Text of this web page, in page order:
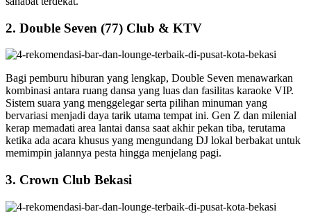
2. Double Seven (77) Club & KTV
Bagi pemburu hiburan yang lengkap, Double Seven menawarkan
kombinasi antara ruang dansa yang luas dan fasilitas karaoke VIP.
Sistem suara yang menggelegar serta pilihan minuman yang
bervariasi menjadi daya tarik utama tempat ini. Gen Z dan milenial
kerap memadati area lantai dansa saat akhir pekan tiba, terutama
ketika ada acara khusus yang mengundang DJ lokal berbakat untuk
memimpin jalannya pesta hingga menjelang pagi.
3. Crown Club Bekasi